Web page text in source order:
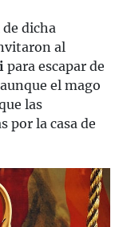
dicha
al
para escapar de
el mago
las
por la casa de